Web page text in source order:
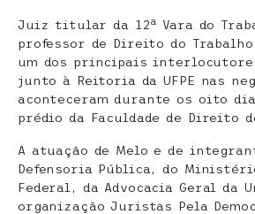
Juiz titular da 12a
Vara do
professor de Direito do
um dos principais
junto à Reitoria da UFPE nas
aconteceram durante os oito
prédio da Faculdade de Direito
A atuação de Melo e de
Defensoria Pública, do
Federal, da Advocacia Geral da
organização Juristas Pela